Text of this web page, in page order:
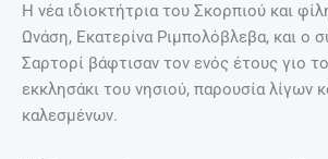
Η νέα ιδιοκτήτρια του Σκορπιού και
Ωνάση, Εκατερίνα Ριμπολόβλεβα, και ο
Σαρτορί βάφτισαν τον ενός έτους γιο
εκκλησάκι του νησιού, παρουσία λίγων
καλεσμένων.